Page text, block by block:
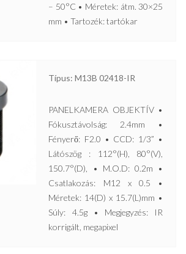
– 50°C • Méretek: átm. 30×25
mm • Tartozék: tartókar
Típus: M13B 02418-IR
PANELKAMERA OBJEKTÍV •
Fókusztávolság: 2.4mm •
Fényerő: F2.0 • CCD: 1/3” •
Látószög : 112°(H), 80°(V),
150.7°(D), • M.O.D: 0.2m •
Csatlakozás: M12 x 0.5 •
Méretek: 14(D) x 15.7(L)mm •
Súly: 4.5g • Megjegyzés: IR
korrigált, megapixel